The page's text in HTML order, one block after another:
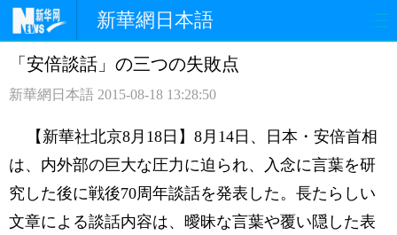
新華網日本語
ホームページ 政治
観光 評論 写真
中日対訳
「安倍談話」の三つの失敗点
新華網日本語 2015-08-18 13:28:50
【新華社北京8月18日】8月14日、日本・安倍首相
は、内外部の巨大な圧力に迫られ、入念に言葉を研
究した後に戦後70周年談話を発表した。長たらしい
文章による談話内容は、曖昧な言葉や覆い隠した表